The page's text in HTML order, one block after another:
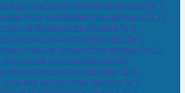
сельская библиотека-филиал № 3
сельская библиотека-филиал № 15
библиотека-филиал № 6
сельская библиотека-филиал № 5
сельская библиотека-филиал № 13
детская библиотека
сельская библиотека-филиал № 8
сельская библиотека-филиал № 9